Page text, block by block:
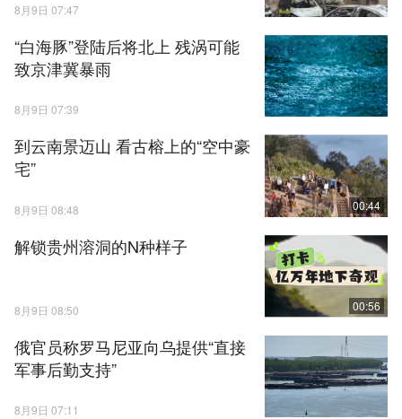
8月9日 07:47
“白海豚”登陆后将北上 残涡可能
致京津冀暴雨
8月9日 07:39
到云南景迈山 看古榕上的“空中豪
宅”
8月9日 08:48 00:44
解锁贵州溶洞的N种样子
8月9日 08:50 00:56
俄官员称罗马尼亚向乌提供“直接
军事后勤支持”
8月9日 07:11